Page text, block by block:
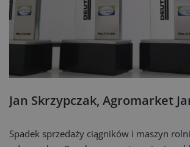
Jan Skrzypczak, Agromarket
Spadek sprzedaży ciągników i maszyn